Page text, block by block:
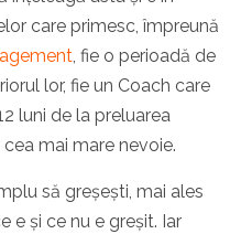
care primesc, împreună
, fie o perioadă de
lor, fie un Coach care
luni de la preluarea
mai mare nevoie.
să greșești, mai ales
e și ce nu e greșit. Iar